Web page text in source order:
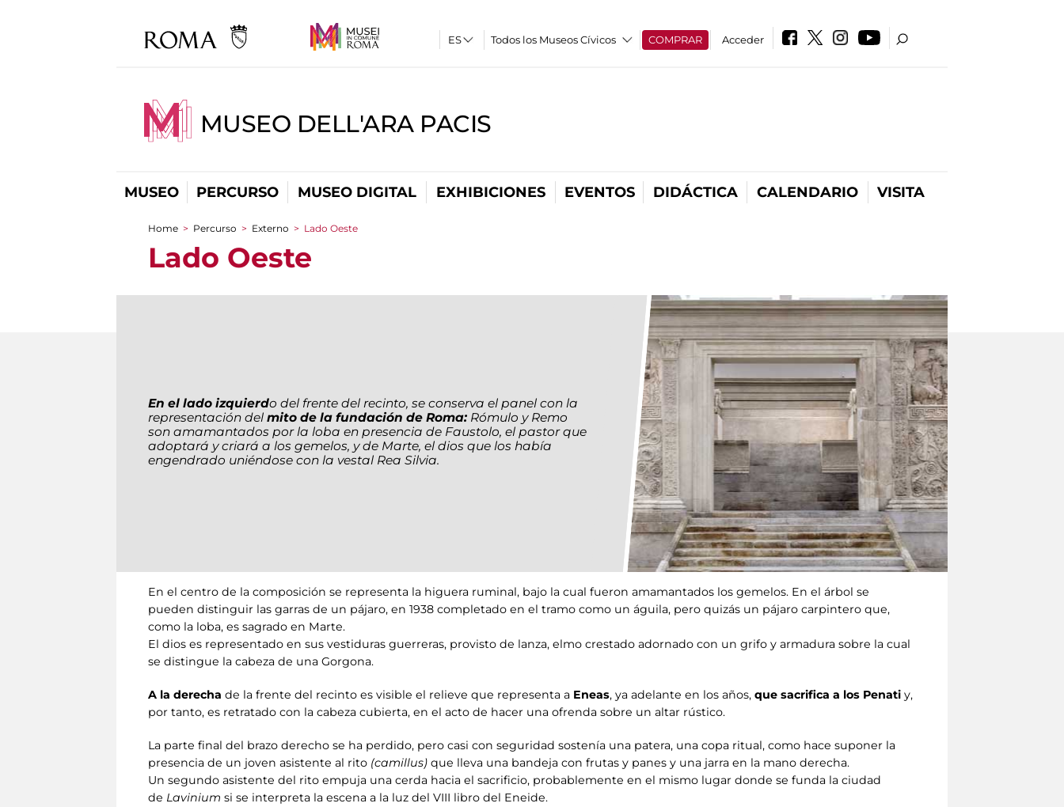
Todos los Museos Cívicos COMPRAR Acceder
MUSEO DELL'ARA PACIS
MUSEO PERCURSO MUSEO DIGITAL EXHIBICIONES EVENTOS DIDÁCTICA CALENDARIO VISITA
You are here
Home > Percurso > Externo > Lado Oeste
Lado Oeste
En el lado izquierdo del frente del recinto, se conserva el panel con la
representación del mito de la fundación de Roma: Rómulo y Remo
son amamantados por la loba en presencia de Faustolo, el pastor que
adoptará y criará a los gemelos, y de Marte, el dios que los había
engendrado uniéndose con la vestal Rea Silvia.
En el centro de la composición se representa la higuera ruminal, bajo la cual fueron amamantados los gemelos. En el árbol se
pueden distinguir las garras de un pájaro, en 1938 completado en el tramo como un águila, pero quizás un pájaro carpintero que,
como la loba, es sagrado en Marte.
El dios es representado en sus vestiduras guerreras, provisto de lanza, elmo crestado adornado con un grifo y armadura sobre la cual
se distingue la cabeza de una Gorgona.
A la derecha de la frente del recinto es visible el relieve que representa a Eneas, ya adelante en los años, que sacrifica a los Penati y,
por tanto, es retratado con la cabeza cubierta, en el acto de hacer una ofrenda sobre un altar rústico.
La parte final del brazo derecho se ha perdido, pero casi con seguridad sostenía una patera, una copa ritual, como hace suponer la
presencia de un joven asistente al rito (camillus) que lleva una bandeja con frutas y panes y una jarra en la mano derecha.
Un segundo asistente del rito empuja una cerda hacia el sacrificio, probablemente en el mismo lugar donde se funda la ciudad
de Lavinium si se interpreta la escena a la luz del VIII libro del Eneide.